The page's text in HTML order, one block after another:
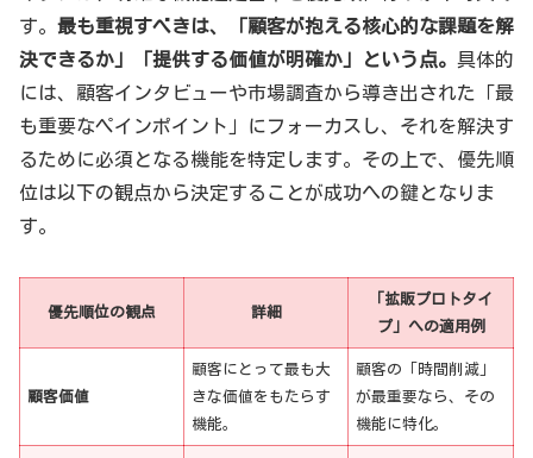
す。 最も重視すべきは、「顧客が抱える核心的な課題を解
決できるか」「提供する価値が明確か」という点。 具体的
には、顧客インタビューや市場調査から導き出された「最
も重要なペインポイント」にフォーカスし、それを解決す
るために必須となる機能を特定します。その上で、優先順
位は以下の観点から決定することが成功への鍵となりま
す。
優先順位の観点 詳細
「拡販プロトタイ
プ」への適用例
顧客価値
顧客にとって最も大
きな価値をもたらす
機能。
顧客の「時間削減」
が最重要なら、その
機能に特化。